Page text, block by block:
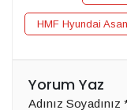
HMF Hyundai
Yorum Yaz
Adınız Soyadınız